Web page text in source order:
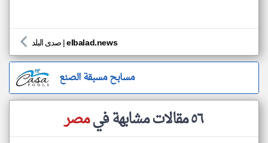
صدى البلد |elbalad.news
مسابح مسبقة الصنع
٥٦ مقالات مشابهة في مصر